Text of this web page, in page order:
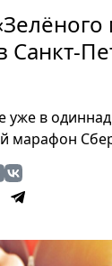
Санкт-
уже в
марафон